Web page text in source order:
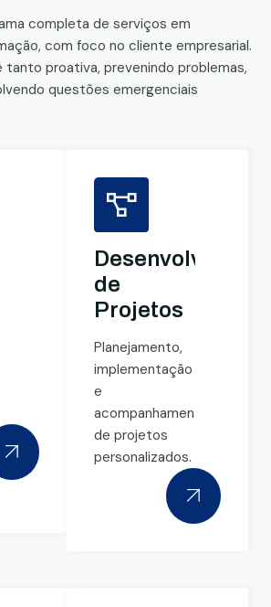
completa de serviços em
com foco no cliente empresarial.
tanto proativa, prevenindo problemas,
questões emergenciais
de
Projetos
Planejamento,
implementação
e
acompanhamento
de projetos
personalizados.